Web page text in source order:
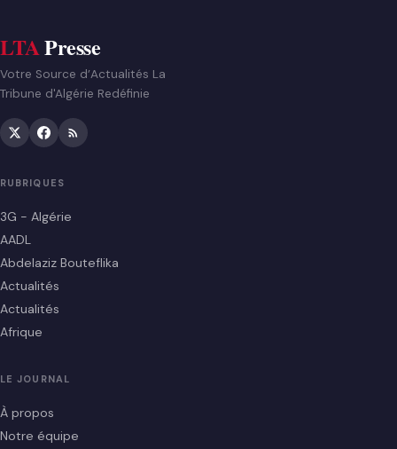
LTAPresse
Votre Source d’Actualités La
Tribune d'Algérie Redéfinie
RUBRIQUES
3G - Algérie
AADL
Abdelaziz Bouteflika
Actualités
Actualités
Afrique
LE JOURNAL
À propos
Notre équipe